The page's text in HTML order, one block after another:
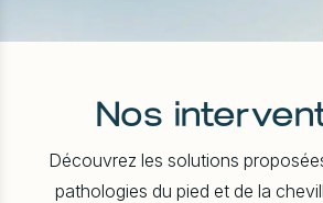
Nos
Découvrez les solutions
pathologies du pied et de la